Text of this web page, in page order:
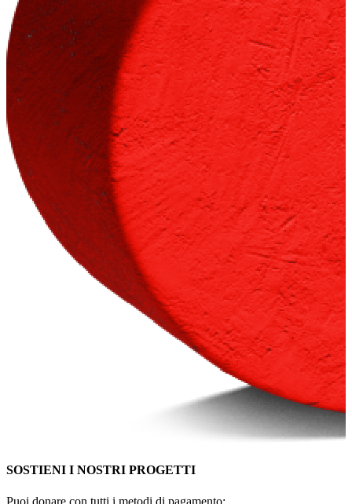
SOSTIENI I NOSTRI PROGETTI
Puoi donare con tutti i metodi di pagamento: